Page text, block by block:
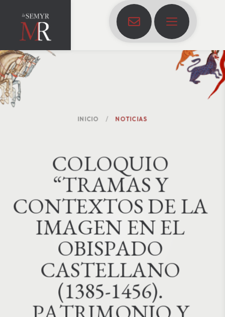
INICIO NOTICIAS
COLOQUIO
“TRAMASY
CONTEXTOSDELA
IMAGENENEL
OBISPADO
CASTELLANO
(1385-1456).